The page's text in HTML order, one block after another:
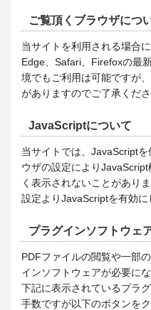
ご覧頂くブラウザにつ
当サイトを利用される場合
Edge、Safari、Firefoxの最
境でもご利用は可能ですが
がありますのでご了承くださ
JavaScriptについて
当サイトでは、JavaScript
ウザの設定により
く表示されないことがあり
設定よりJavaScriptを有効に
プラグインソフトウェ
PDFファイルの閲覧や一部
インソフトウェアが必要に
下記に表示されているプラ
手数ですが以下のボタンを